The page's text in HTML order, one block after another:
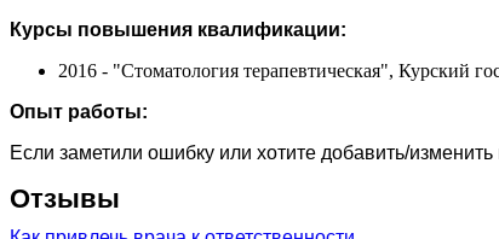
Курсы повышения квалификации:
2016 - "Стоматология терапевтическая", Курский
Опыт работы:
Если заметили ошибку или хотите добавить/
Отзывы